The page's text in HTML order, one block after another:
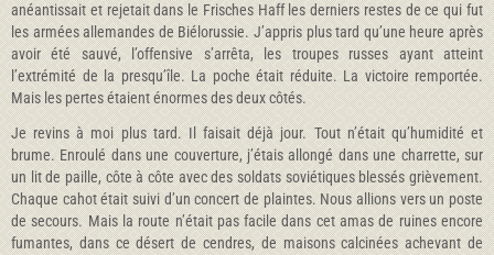
anéantissait et rejetait dans le Frisches Haff les derniers restes de ce qui fut
les armées allemandes de Biélorussie. J’appris plus tard qu’une heure après
avoir été sauvé, l’offensive s’arrêta, les troupes russes ayant atteint
l’extrémité de la presqu’île. La poche était réduite. La victoire remportée.
Mais les pertes étaient énormes des deux côtés.
Je revins à moi plus tard. Il faisait déjà jour. Tout n’était qu’humidité et
brume. Enroulé dans une couverture, j’étais allongé dans une charrette, sur
un lit de paille, côte à côte avec des soldats soviétiques blessés grièvement.
Chaque cahot était suivi d’un concert de plaintes. Nous allions vers un poste
de secours. Mais la route n’était pas facile dans cet amas de ruines encore
fumantes, dans ce désert de cendres, de maisons calcinées achevant de